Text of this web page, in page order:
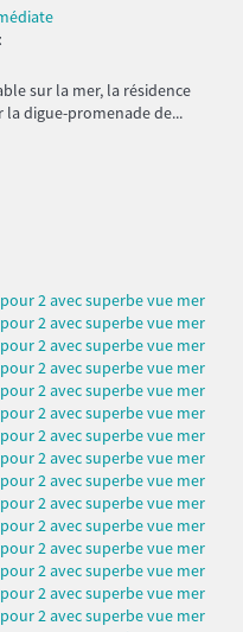
sur la mer, la résidence
la digue-promenade de...